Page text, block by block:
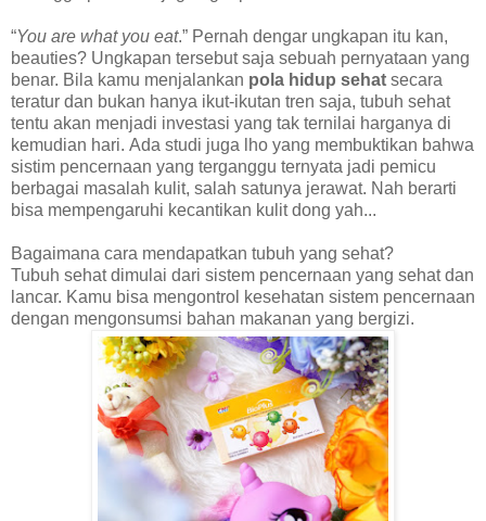
“You are what you eat.” Pernah dengar ungkapan itu kan,
beauties? Ungkapan tersebut saja sebuah pernyataan yang
benar. Bila kamu menjalankan pola hidup sehat secara
teratur dan bukan hanya ikut-ikutan tren saja, tubuh sehat
tentu akan menjadi investasi yang tak ternilai harganya di
kemudian hari. Ada studi juga lho yang membuktikan bahwa
sistim pencernaan yang terganggu ternyata jadi pemicu
berbagai masalah kulit, salah satunya jerawat. Nah berarti
bisa mempengaruhi kecantikan kulit dong yah...
Bagaimana cara mendapatkan tubuh yang sehat?
Tubuh sehat dimulai dari sistem pencernaan yang sehat dan
lancar. Kamu bisa mengontrol kesehatan sistem pencernaan
dengan mengonsumsi bahan makanan yang bergizi.